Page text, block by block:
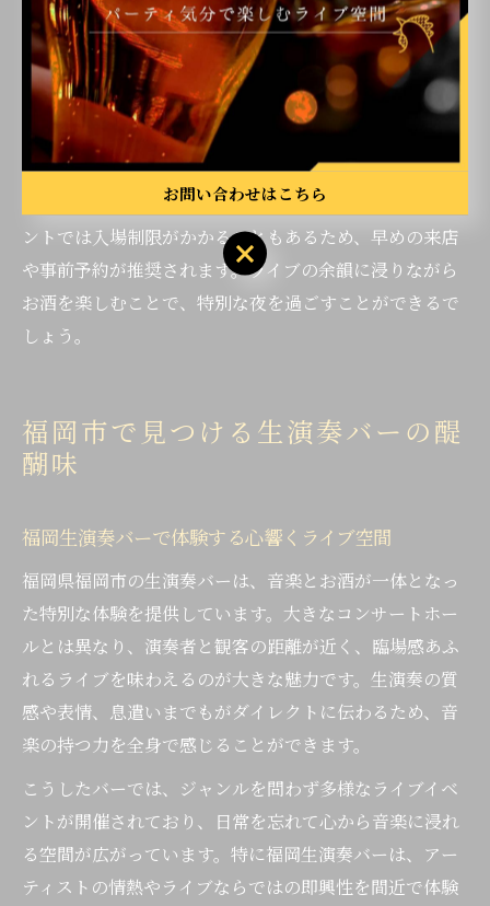
なぜ臨場感が重要なのかというと、ライブならではの即
興演奏やアーティストとの掛け合い、観客の反応が音楽
体験をより一層深めてくれるからです。例えば、普段は
聴けないアレンジや、観客のリクエストに応じた演奏が
行われることもあり、毎回異なる感動と出会えます。
一方で、混雑時には席の確保が難しい場合や、人気イベ
ントでは入場制限がかかることもあるため、早めの来店
や事前予約が推奨されます。ライブの余韻に浸りながら
お酒を楽しむことで、特別な夜を過ごすことができるで
しょう。
福岡市で見つける生演奏バーの醍
醐味
福岡生演奏バーで体験する心響くライブ空間
福岡県福岡市の生演奏バーは、音楽とお酒が一体となっ
た特別な体験を提供しています。大きなコンサートホー
ルとは異なり、演奏者と観客の距離が近く、臨場感あふ
れるライブを味わえるのが大きな魅力です。生演奏の質
感や表情、息遣いまでもがダイレクトに伝わるため、音
楽の持つ力を全身で感じることができます。
こうしたバーでは、ジャンルを問わず多様なライブイベ
ントが開催されており、日常を忘れて心から音楽に浸れ
る空間が広がっています。特に福岡生演奏バーは、アー
ティストの情熱やライブならではの即興性を間近で体験
お問い合わせはこちら